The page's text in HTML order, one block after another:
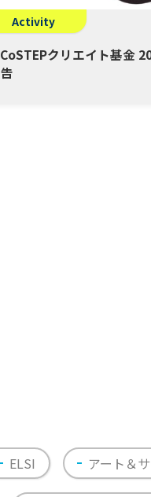
Activity
CoSTEPクリエイト基金
告
ELSI アート＆